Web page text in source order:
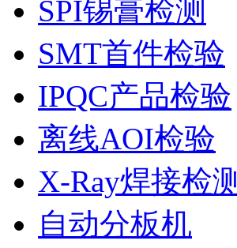
SPI锡膏检测
SMT首件检验
IPQC产品检验
离线AOI检验
X-Ray焊接检测
自动分板机